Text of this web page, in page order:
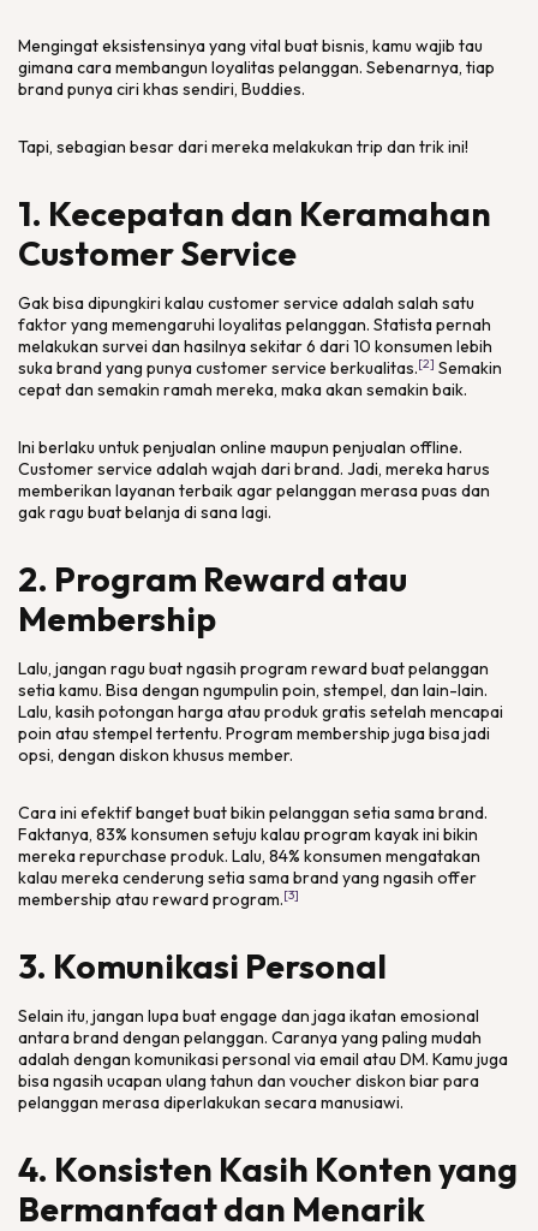
Mengingat eksistensinya yang vital buat bisnis, kamu wajib tau
gimana cara membangun loyalitas pelanggan. Sebenarnya, tiap
brand punya ciri khas sendiri, Buddies.
Tapi, sebagian besar dari mereka melakukan trip dan trik ini!
1. Kecepatan dan Keramahan
Customer Service
Gak bisa dipungkiri kalau customer service adalah salah satu
faktor yang memengaruhi loyalitas pelanggan. Statista pernah
melakukan survei dan hasilnya sekitar 6 dari 10 konsumen lebih
sukabrandyang punyacustomer service berkualitas.[2] Semakin
cepat dan semakin ramah mereka, maka akan semakin baik.
Ini berlaku untuk penjualan online maupun penjualan offline.
Customer service adalah wajah dari brand. Jadi, mereka harus
memberikan layanan terbaik agar pelanggan merasa puas dan
gak ragu buat belanja di sana lagi.
2. Program Reward atau
Membership
Lalu, jangan ragu buat ngasih program rewardbuat pelanggan
setia kamu. Bisa dengan ngumpulin poin, stempel, dan lain-lain.
Lalu, kasih potongan harga atau produk gratis setelah mencapai
poin atau stempel tertentu. Program membership juga bisa jadi
opsi, dengan diskon khusus member.
Cara ini efektif banget buat bikin pelanggan setia sama brand.
Faktanya, 83% konsumen setuju kalau program kayak ini bikin
merekarepurchase produk. Lalu, 84% konsumen mengatakan
kalau mereka cenderung setia samabrandyang ngasih offer
membership atau reward program.[3]
3. Komunikasi Personal
Selain itu, jangan lupa buatengage dan jaga ikatan emosional
antara brand dengan pelanggan. Caranya yang paling mudah
adalah dengan komunikasi personal via email atau DM. Kamu juga
bisa ngasih ucapan ulang tahun dan voucherdiskon biar para
pelanggan merasa diperlakukan secara manusiawi.
4. Konsisten Kasih Konten yang
Bermanfaat dan Menarik